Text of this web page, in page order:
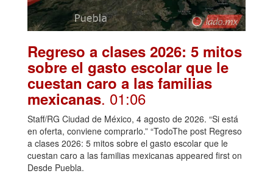
Regreso a clases 2026: 5 mitos
sobre el gasto escolar que le
cuestan caro a las familias
mexicanas. 01:06
Staff/RG Ciudad de México, 4 agosto de 2026. “Si está
en oferta, conviene comprarlo.” “TodoThe post Regreso
a clases 2026: 5 mitos sobre el gasto escolar que le
cuestan caro a las familias mexicanas appeared first on
Desde Puebla.